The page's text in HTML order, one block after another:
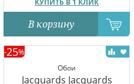
КУПИТЬ В 1 КЛИК
В корзину
Обои
Jacquards Jacquards
-25%